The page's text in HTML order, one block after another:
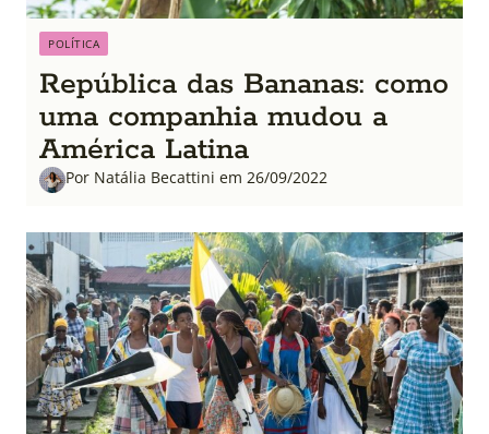
POLÍTICA
República das Bananas: como
uma companhia mudou a
América Latina
Por Natália Becattini em 26/09/2022